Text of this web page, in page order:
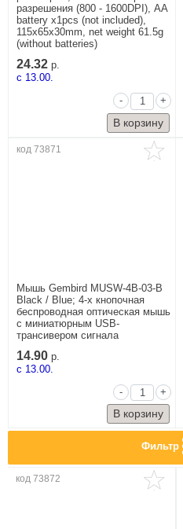
разрешения (800 - 1600DPI), AA
battery x1pcs (not included),
115x65x30mm, net weight 61.5g
(without batteries)
24.32 р.
c 13.00.
-
+
код 73871
Мышь Gembird MUSW-4B-03-B
Black / Blue; 4-х кнопочная
беспроводная оптическая мышь
с миниатюрным USB-
трансивером сигнала
14.90 р.
c 13.00.
-
+
Фильтр
код 73872